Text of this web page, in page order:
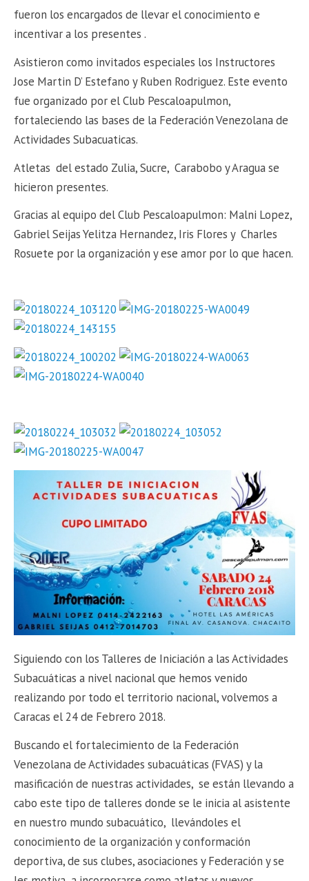
fueron los encargados de llevar el conocimiento e
incentivar a los presentes .
Asistieron como invitados especiales los Instructores
Jose Martin D’ Estefano y Ruben Rodriguez. Este evento
fue organizado por el Club Pescaloapulmon,
fortaleciendo las bases de la Federación Venezolana de
Actividades Subacuaticas.
Atletas del estado Zulia, Sucre, Carabobo y Aragua se
hicieron presentes.
Gracias al equipo del Club Pescaloapulmon: Malni Lopez,
Gabriel Seijas Yelitza Hernandez, Iris Flores y Charles
Rosuete por la organización y ese amor por lo que hacen.
Siguiendo con los Talleres de Iniciación a las Actividades
Subacuáticas a nivel nacional que hemos venido
realizando por todo el territorio nacional, volvemos a
Caracas el 24 de Febrero 2018.
Buscando el fortalecimiento de la Federación
Venezolana de Actividades subacuáticas (FVAS) y la
masificación de nuestras actividades, se están llevando a
cabo este tipo de talleres donde se le inicia al asistente
en nuestro mundo subacuático, llevándoles el
conocimiento de la organización y conformación
deportiva, de sus clubes, asociaciones y Federación y se